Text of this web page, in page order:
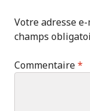
Votre adresse
champs
Commentaire*